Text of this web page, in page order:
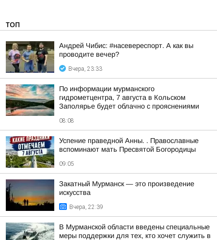
ТОП
Андрей Чибис: #насевереспорт. А как вы
проводите вечер?
Вчера, 23:33
По информации мурманского
гидрометцентра, 7 августа в Кольском
Заполярье будет облачно с прояснениями
08:08
Успение праведной Анны. . Православные
вспоминают мать Пресвятой Богородицы
09:05
Закатный Мурманск — это произведение
искусства
Вчера, 22:39
В Мурманской области введены специальные
меры поддержки для тех, кто хочет служить в